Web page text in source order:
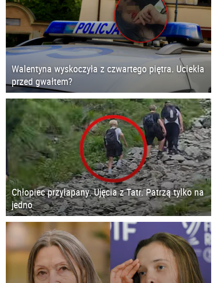
Walentyna wyskoczyła z czwartego piętra. Uciekła
przed gwałtem?
Chłopiec przyłapany. Ujęcia z Tatr. Patrzą tylko na
jedno